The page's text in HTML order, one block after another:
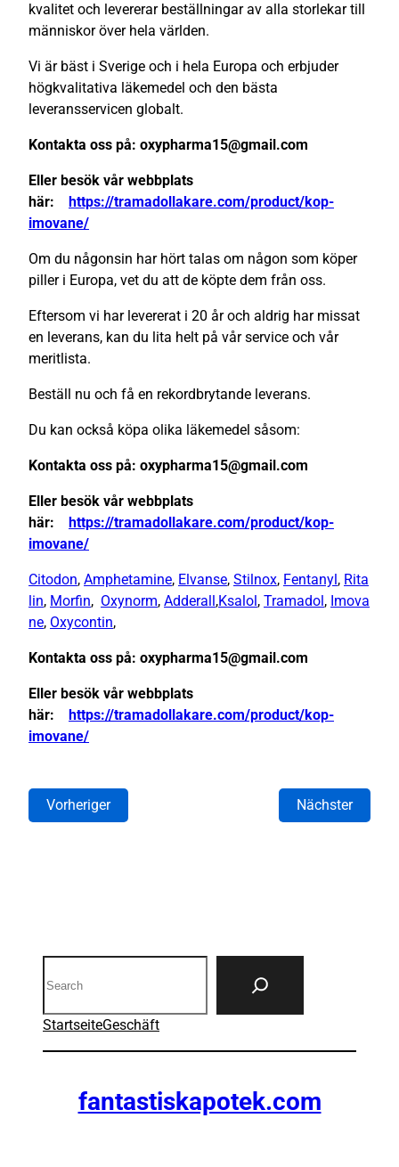
kvalitet och levererar beställningar av alla storlekar till
människor över hela världen.
Vi är bäst i Sverige och i hela Europa och erbjuder
högkvalitativa läkemedel och den bästa
leveransservicen globalt.
Kontakta oss på: oxypharma15@gmail.com
Eller besök vår webbplats
här:
https://tramadollakare.com/product/kop-
imovane/
Om du någonsin har hört talas om någon som köper
piller i Europa, vet du att de köpte dem från oss.
Eftersom vi har levererat i 20 år och aldrig har missat
en leverans, kan du lita helt på vår service och vår
meritlista.
Beställ nu och få en rekordbrytande leverans.
Du kan också köpa olika läkemedel såsom:
Kontakta oss på: oxypharma15@gmail.com
Eller besök vår webbplats
här:
https://tramadollakare.com/product/kop-
imovane/
Citodon, Amphetamine, Elvanse, Stilnox, Fentanyl , Rita
lin, Morfin, Oxynorm, Adderall ,Ksalol , Tramadol , Imova
ne, Oxycontin,
Kontakta oss på: oxypharma15@gmail.com
Eller besök vår webbplats
här:
https://tramadollakare.com/product/kop-
imovane/
Vorheriger Nächster
StartseiteGeschäft
fantastiskapotek.com